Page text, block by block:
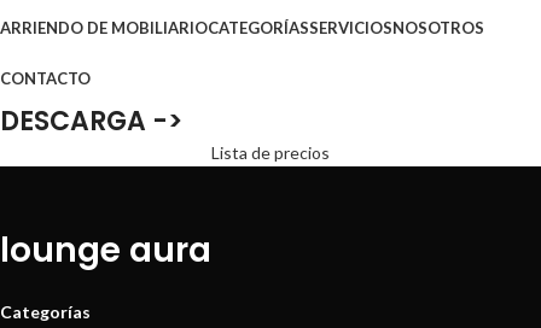
ARRIENDO DE MOBILIARIOCATEGORÍASSERVICIOSNOSOTROS
CONTACTO
DESCARGA ->
Lista de precios
lounge aura
Categorías